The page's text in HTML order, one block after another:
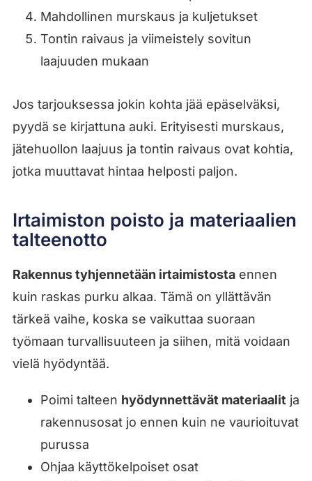
Mahdollinen murskaus ja kuljetukset
Tontin raivaus ja viimeistely sovitun
laajuuden mukaan
Jos tarjouksessa jokin kohta jää epäselväksi,
pyydä se kirjattuna auki. Erityisesti murskaus,
jätehuollon laajuus ja tontin raivaus ovat kohtia,
jotka muuttavat hintaa helposti paljon.
Irtaimiston poisto ja materiaalien
talteenotto
Rakennus tyhjennetään irtaimistostaennen
kuin raskas purku alkaa. Tämä on yllättävän
tärkeä vaihe, koska se vaikuttaa suoraan
työmaan turvallisuuteen ja siihen, mitä voidaan
vielä hyödyntää.
Poimi talteen hyödynnettävät materiaalit ja
rakennusosat jo ennen kuin ne vaurioituvat
purussa
Ohjaa käyttökelpoiset osat